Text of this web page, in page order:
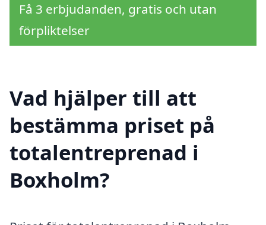
Få 3 erbjudanden, gratis och utan
förpliktelser
Vad hjälper till att
bestämma priset på
totalentreprenad i
Boxholm?